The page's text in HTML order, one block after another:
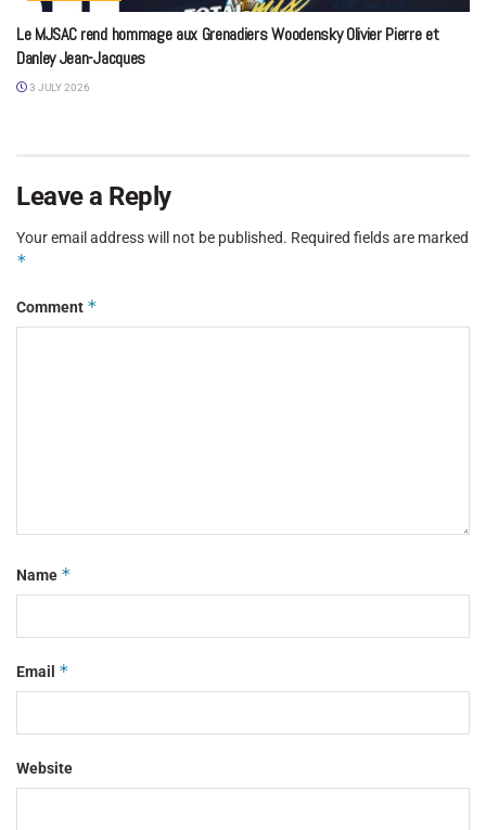
Le MJSAC rend hommage aux Grenadiers Woodensky Olivier Pierre et
Danley Jean-Jacques
3 JULY 2026
Leave a Reply
Your email address will not be published. Required fields are marked
*
Comment *
Name *
Email *
Website